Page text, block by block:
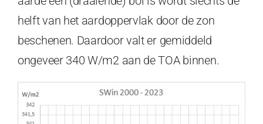
helft van het aardoppervlak door de zon
beschenen. Daardoor valt er gemiddeld
ongeveer 340 W/m2 aan de TOA binnen.